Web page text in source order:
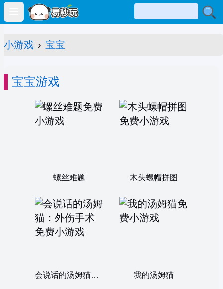
Open main menu
小游戏 › 宝宝
宝宝游戏
螺丝难题 木头螺帽拼图
会说话的汤姆猫：外伤手术 我的汤姆猫